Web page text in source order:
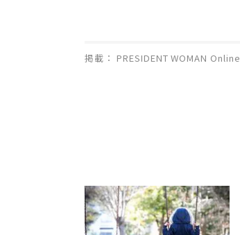
掲載： PRESIDENT WOMAN Online